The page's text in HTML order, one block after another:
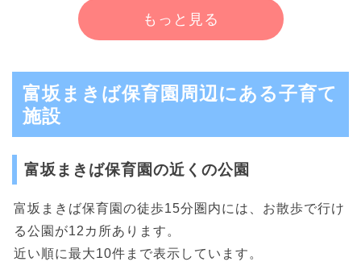
もっと見る
富坂まきば保育園周辺にある子育て
施設
富坂まきば保育園の近くの公園
富坂まきば保育園の徒歩15分圏内には、お散歩で行け
る公園が12カ所あります。
近い順に最大10件まで表示しています。